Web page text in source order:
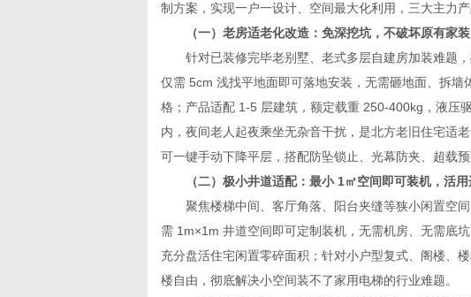
制方案，实现一户一设计、空间最大化利用，三大主力
（一）老房适老化改造：免深挖坑，不破坏原有家装
针对已装修完毕老别墅、老式多层自建房加装难题，
仅需 5cm 浅找平地面即可落地安装，无需砸地面、拆
格；产品适配 1-5 层建筑，额定载重 250-400kg，液压
内，夜间老人起夜乘坐无杂音干扰，是北方老旧住宅适
可一键手动下降平层，搭配防坠锁止、光幕防夹、超载
（二）极小井道适配：最小 1㎡空间即可装机，活用
聚焦楼梯中间、客厅角落、阳台夹缝等狭小闲置空间
需 1m×1m 井道空间即可定制装机，无需机房、无需底
充分盘活住宅闲置零碎面积；针对小户型复式、阁楼、
楼自由，彻底解决小空间装不了家用电梯的行业难题。